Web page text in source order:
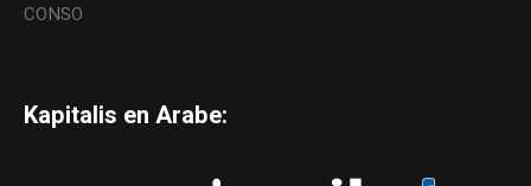
CONSO
Kapitalis en Arabe: